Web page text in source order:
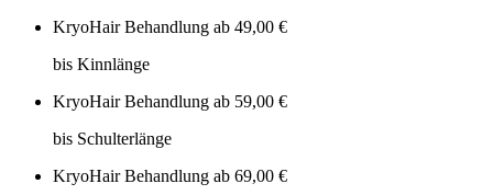
KryoHair Behandlung ab 49,00 €
bis Kinnlänge
KryoHair Behandlung ab 59,00 €
bis Schulterlänge
KryoHair Behandlung ab 69,00 €